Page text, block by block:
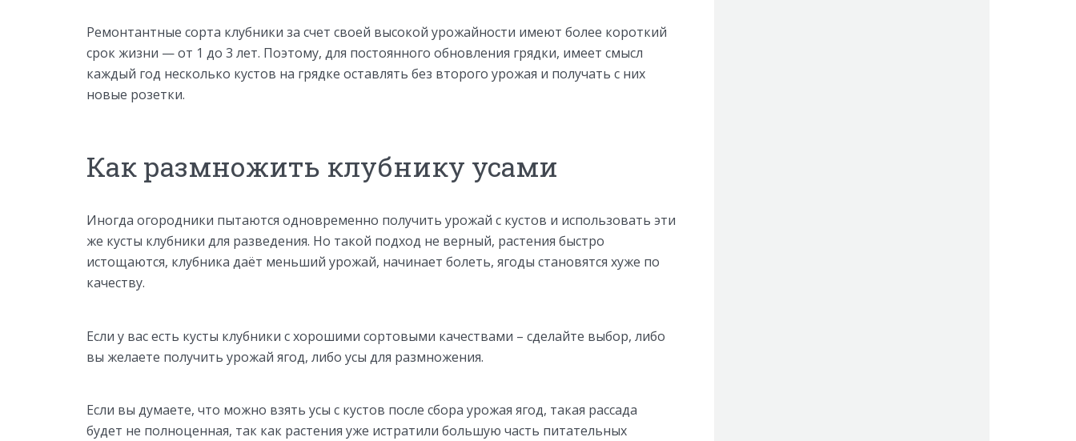
Ремонтантные сорта клубники за счет своей высокой урожайности имеют более короткий
срок жизни — от 1 до 3 лет. Поэтому, для постоянного обновления грядки, имеет смысл
каждый год несколько кустов на грядке оставлять без второго урожая и получать с них
новые розетки.
Как размножить клубнику усами
Иногда огородники пытаются одновременно получить урожай с кустов и использовать эти
же кусты клубники для разведения. Но такой подход не верный, растения быстро
истощаются, клубника даёт меньший урожай, начинает болеть, ягоды становятся хуже по
качеству.
Если у вас есть кусты клубники с хорошими сортовыми качествами – сделайте выбор, либо
вы желаете получить урожай ягод, либо усы для размножения.
Если вы думаете, что можно взять усы с кустов после сбора урожая ягод, такая рассада
будет не полноценная, так как растения уже истратили большую часть питательных